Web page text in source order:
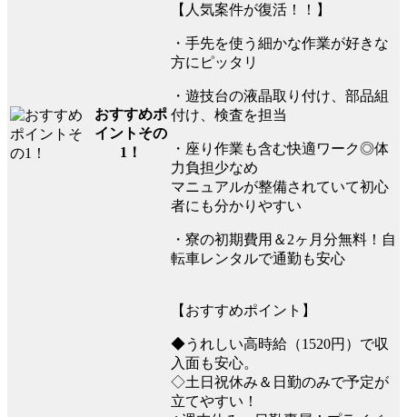
おすすめポ
イントその
1！
【人気案件が復活！！】
・手先を使う細かな作業が好きな
方にピッタリ
・遊技台の液晶取り付け、部品組
付け、検査を担当
・座り作業も含む快適ワーク◎体
力負担少なめ
マニュアルが整備されていて初心
者にも分かりやすい
・寮の初期費用＆2ヶ月分無料！自
転車レンタルで通勤も安心
【おすすめポイント】
◆うれしい高時給（1520円）で収
入面も安心。
◇土日祝休み＆日勤のみで予定が
立てやすい！